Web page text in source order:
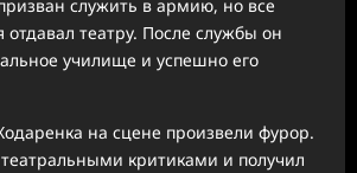
служить в армию, но все
театру. После службы он
училище и успешно его
на сцене произвели фурор.
критиками и получил